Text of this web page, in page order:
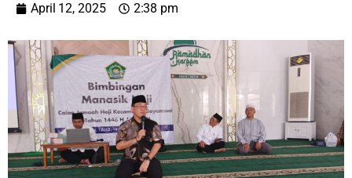
April 12, 2025 2:38 pm